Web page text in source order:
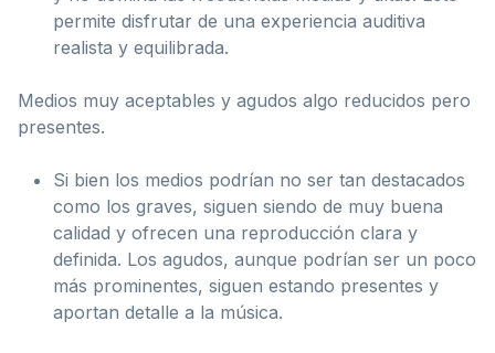
permite disfrutar de una experiencia auditiva
realista y equilibrada.
Medios muy aceptables y agudos algo reducidos pero
presentes.
Si bien los medios podrían no ser tan destacados
como los graves, siguen siendo de muy buena
calidad y ofrecen una reproducción clara y
definida. Los agudos, aunque podrían ser un poco
más prominentes, siguen estando presentes y
aportan detalle a la música.